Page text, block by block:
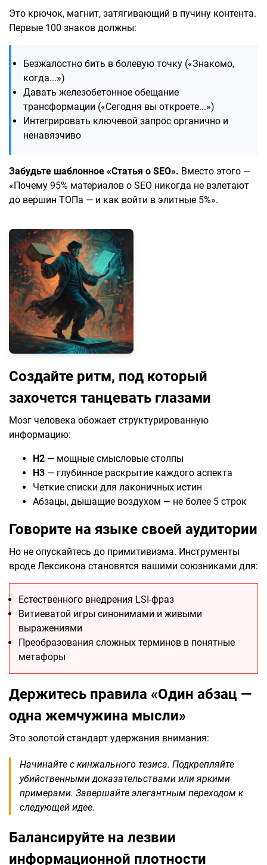
Это крючок, магнит, затягивающий в пучину контента.
Первые 100 знаков должны:
Безжалостно бить в болевую точку («Знакомо,
когда...»)
Давать железобетонное обещание
трансформации («Сегодня вы откроете...»)
Интегрировать ключевой запрос органично и
ненавязчиво
Забудьте шаблонное «Статья о SEO». Вместо этого —
«Почему 95% материалов о SEO никогда не взлетают
до вершин ТОПа — и как войти в элитные 5%».
Создайте ритм, под который
захочется танцевать глазами
Мозг человека обожает структурированную
информацию:
H2 — мощные смысловые столпы
H3 — глубинное раскрытие каждого аспекта
Четкие списки для лаконичных истин
Абзацы, дышащие воздухом — не более 5 строк
Говорите на языке своей аудитории
Но не опускайтесь до примитивизма. Инструменты
вроде Лексикона становятся вашими союзниками для:
Естественного внедрения LSI-фраз
Витиеватой игры синонимами и живыми
выражениями
Преобразования сложных терминов в понятные
метафоры
Держитесь правила «Один абзац —
одна жемчужина мысли»
Это золотой стандарт удержания внимания:
Начинайте с кинжального тезиса. Подкрепляйте
убийственными доказательствами или яркими
примерами. Завершайте элегантным переходом к
следующей идее.
Балансируйте на лезвии
информационной плотности